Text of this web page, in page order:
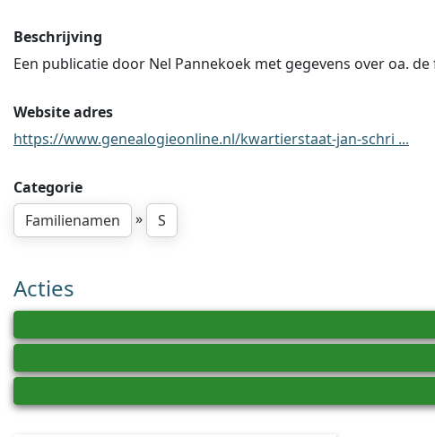
Beschrijving
Een publicatie door Nel Pannekoek met gegevens over oa.
Website adres
https://www.genealogieonline.nl/kwartierstaat-jan-schri ...
Categorie
Familienamen
» S
Acties